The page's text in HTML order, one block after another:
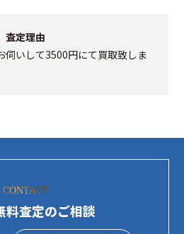
査定理由
伺いして3500円にて買取致しま
CONTACT
料査定のご相談